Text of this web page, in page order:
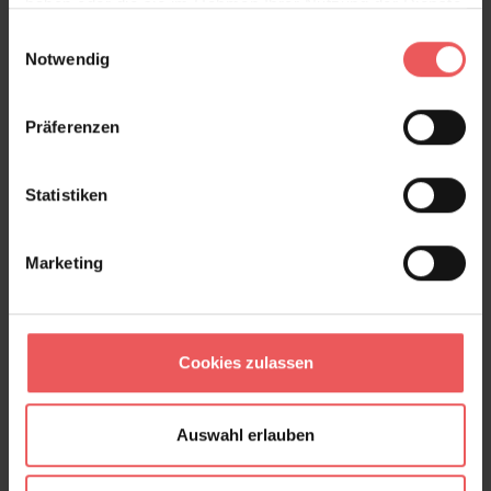
Notwendig
Präferenzen
Statistiken
Marketing
Cookies zulassen
Auswahl erlauben
88,55 €